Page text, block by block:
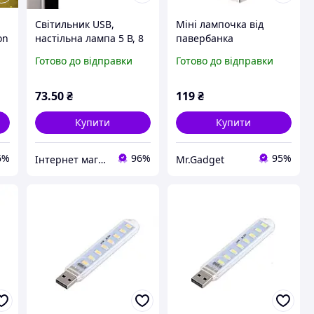
Світильник USB,
настільна лампа 5 В, 8
Готово до відправки
73.50 ₴
Купити
Інтернет магазин "Потрібні покупки" 96%
Міні лампочка від
павербанка
світлодіодний
нічник (USB, 1Вт, 5В).
White
Готово до відправки
119₴
Купити
Mr.Gadget 95%